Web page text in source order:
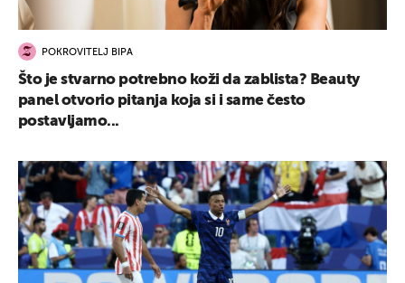
POKROVITELJ BIPA
Što je stvarno potrebno koži da zablista? Beauty
panel otvorio pitanja koja si i same često
postavljamo...